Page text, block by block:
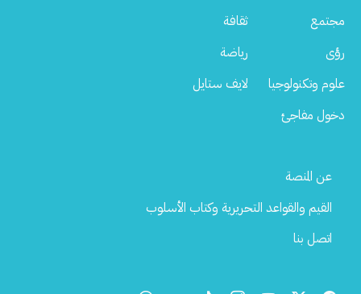
مجتمع
ثقافة
رؤى
رياضة
علوم وتكنولوجيا
لايف ستايل
دخول مفاجئ
Footer
عن المنصة
القيم والقواعد التحريرية وكتاب الأسلوب
اتصل بنا